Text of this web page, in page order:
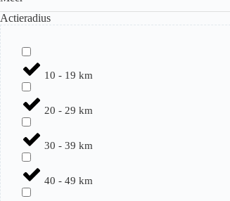
Actieradius
10 - 19 km
20 - 29 km
30 - 39 km
40 - 49 km